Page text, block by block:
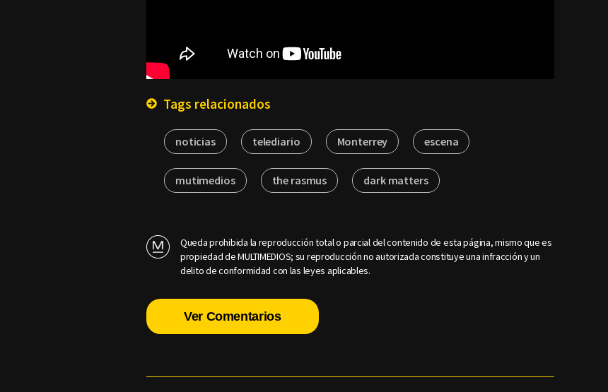
Tags relacionados
noticias telediario Monterrey escena
mutimedios the rasmus dark matters
Queda prohibida la reproducción total o parcial del contenido de esta página, mismo que es
propiedad de MULTIMEDIOS; su reproducción no autorizada constituye una infracción y un
delito de conformidad con las leyes aplicables.
Ver Comentarios